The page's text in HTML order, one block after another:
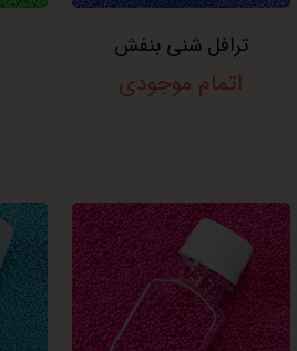
ترافل شنی بنفش
اتمام موجودی